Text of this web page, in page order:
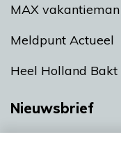
MAX vakantieman
Meldpunt Actueel
Heel Holland Bakt
Nieuwsbrief